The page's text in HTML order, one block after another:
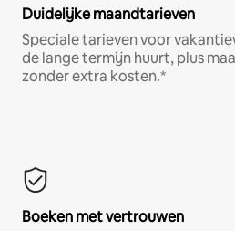
Duidelijke maandtarieven
Speciale tarieven voor
de lange termijn huurt, plus
zonder extra kosten.*
Boeken met vertrouwen